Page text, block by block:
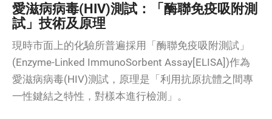
愛滋病病毒(HIV)測試：
「酶聯免疫吸附測
試」技術及原理
現時市面上的化驗所普遍採用「酶聯免疫吸附測試」
(Enzyme-Linked ImmunoSorbent Assay[ELISA])作為
愛滋病病毒(HIV)測試，原理是「利用抗原抗體之間專
一性鍵結之特性，對樣本進行檢測」。